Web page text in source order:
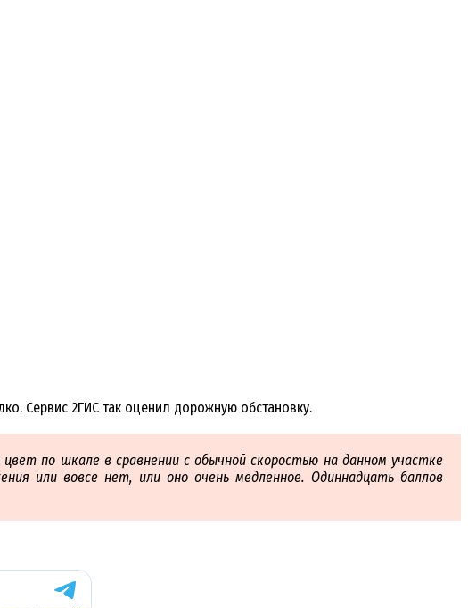
Сервис 2ГИС так оценил дорожную обстановку.
по шкале в сравнении с обычной скоростью на данном участке
или вовсе нет, или оно очень медленное. Одиннадцать баллов